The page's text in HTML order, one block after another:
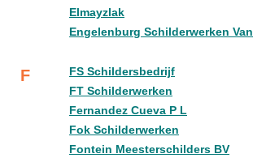
Elmayzlak
Engelenburg Schilderwerken Van
F
FS Schildersbedrijf
FT Schilderwerken
Fernandez Cueva P L
Fok Schilderwerken
Fontein Meesterschilders BV